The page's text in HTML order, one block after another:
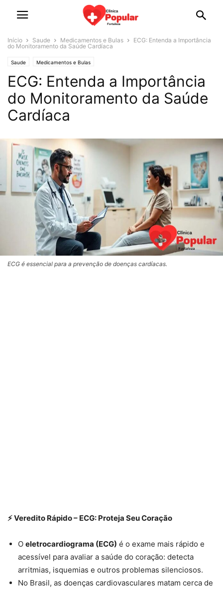
Início Saude Medicamentos e Bulas
ECG: Entenda a Importância
do Monitoramento da Saúde Cardíaca
Saude Medicamentos e Bulas
ECG: Entenda a Importância
do Monitoramento da Saúde
Cardíaca
ECG é essencial para a prevenção de doenças cardíacas.
⚡ Veredito Rápido – ECG: Proteja Seu Coração
O eletrocardiograma (ECG) é o exame mais rápido e
acessível para avaliar a saúde do coração: detecta
arritmias, isquemias e outros problemas silenciosos.
No Brasil, as doenças cardiovasculares matam cerca de